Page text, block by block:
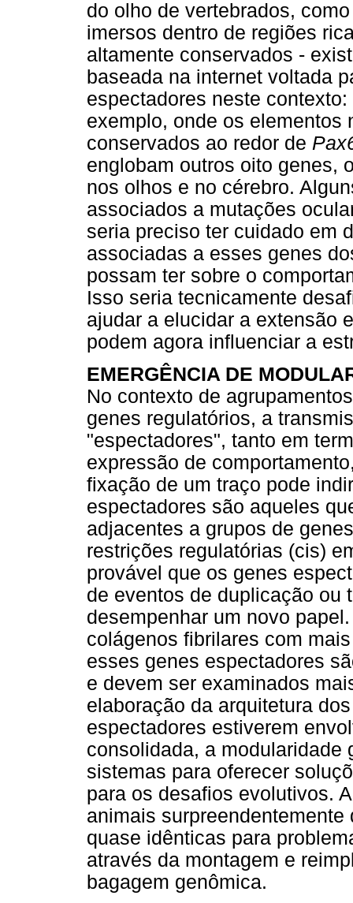
do olho de vertebrados,
imersos dentro de regiões
altamente conservados -
baseada na internet voltada
espectadores neste contexto:
exemplo, onde os elementos
conservados ao redor de
englobam outros oito genes,
nos olhos e no cérebro.
associados a mutações
seria preciso ter cuidado em
associadas a esses genes
possam ter sobre o
Isso seria tecnicamente
ajudar a elucidar a extensão
podem agora influenciar a
EMERGÊNCIA DE
No contexto de
genes regulatórios, a
"espectadores", tanto em
expressão de
fixação de um traço pode
espectadores são aqueles
adjacentes a grupos de
restrições regulatórias (cis)
provável que os genes
de eventos de duplicação ou
desempenhar um novo
colágenos fibrilares com
esses genes espectadores
e devem ser examinados
elaboração da arquitetura
espectadores estiverem
consolidada, a modularidade
sistemas para oferecer
para os desafios evolutivos.
animais
quase idênticas para
através da montagem e
bagagem genômica.